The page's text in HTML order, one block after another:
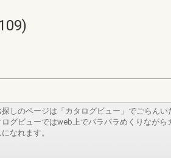
探しのページは「カタログビュー」でごらんい
ログビューではweb上でパラパラめくりながら
になれます。